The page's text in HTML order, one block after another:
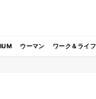
ウーマン ワーク＆ライフ